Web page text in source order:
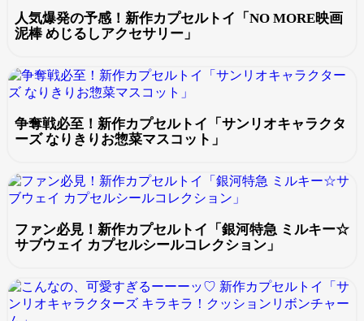
人気爆発の予感！新作カプセルトイ「NO MORE映画
泥棒 めじるしアクセサリー」
争奪戦必至！新作カプセルトイ「サンリオキャラクタ
ーズ なりきりお惣菜マスコット」
ファン必見！新作カプセルトイ「銀河特急 ミルキー☆
サブウェイ カプセルシールコレクション」